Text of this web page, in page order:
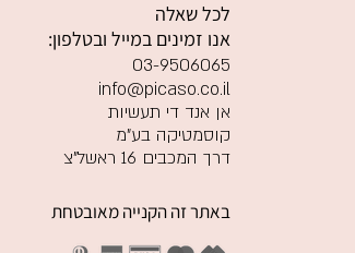
לכל שאלה
אנו זמינים במייל ובטלפון:
03-9506065
info@picaso.co.il
אן אנד די תעשיות
קוסמטיקה בע"מ
דרך המכבים 16 ראשל"צ
באתר זה הקנייה מאובטחת